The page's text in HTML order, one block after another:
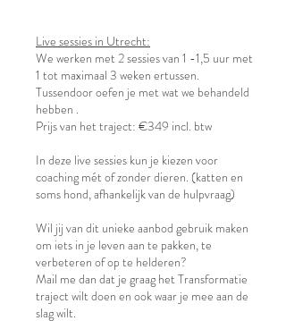
Live sessies in Utrecht:
​We werken met 2 sessies van 1 -1,5 uur met
1 tot maximaal 3 weken ertussen.
Tussendoor oefen je met wat we behandeld
hebben .
Prijs van het traject: €349 incl. btw
In deze live sessies kun je kiezen voor
coaching mét of zonder dieren. (katten en
soms hond, afhankelijk van de hulpvraag)
Wil jij van dit unieke aanbod gebruik maken
om iets in je leven aan te pakken, te
verbeteren of op te helderen?
Mail me dan dat je graag het Transformatie
traject wilt doen en ook waar je mee aan de
slag wilt.